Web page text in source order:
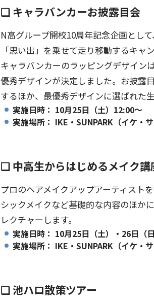
❑ キャラバンカーお披露目会
N高グループ開校10周年記念企画とし
「思い出」を乗せて走り移動するキャ
キャラバンカーのラッピングデザイン
優秀デザインが決定しました。お披露
するほか、最優秀デザインに選ばれた
実施日時： 10月25日（土）12:00〜
実施場所： IKE・SUNPARK（イケ・サ
❑ 中高生からはじめるメイク講
プロのヘアメイクアップアーティスト
シックメイクなど基礎的な内容のほか
レクチャーします。
実施日時： 10月25日（土）・26日（
実施場所： IKE・SUNPARK（イケ・サ
❑ 池ハロ散策ツアー